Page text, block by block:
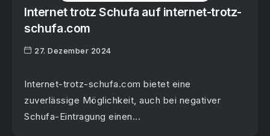
Internet trotz Schufa auf internet-trotz-
schufa.com
27. Dezember 2024
Internet-trotz-schufa.com bietet eine
zuverlässige Möglichkeit, auch bei negativer
Schufa-Eintragung einen...